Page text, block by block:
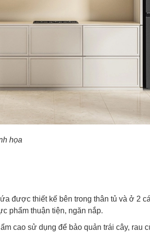
họa
được thiết kế bên trong thân tủ và ở 2
phẩm thuận tiện, ngăn nắp.
cao sử dụng để bảo quản trái cây, rau